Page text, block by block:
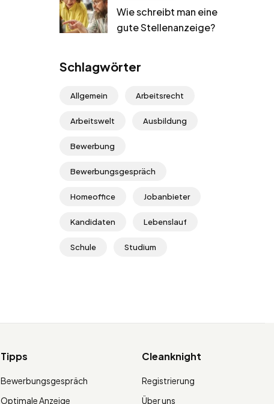
Wie schreibt man eine
gute Stellenanzeige?
Schlagwörter
Allgemein Arbeitsrecht
Arbeitswelt Ausbildung
Bewerbung
Bewerbungsgespräch
Homeoffice Jobanbieter
Kandidaten Lebenslauf
Schule Studium
Tipps
Bewerbungsgespräch
Optimale Anzeige
Cleanknight
Registrierung
Über uns